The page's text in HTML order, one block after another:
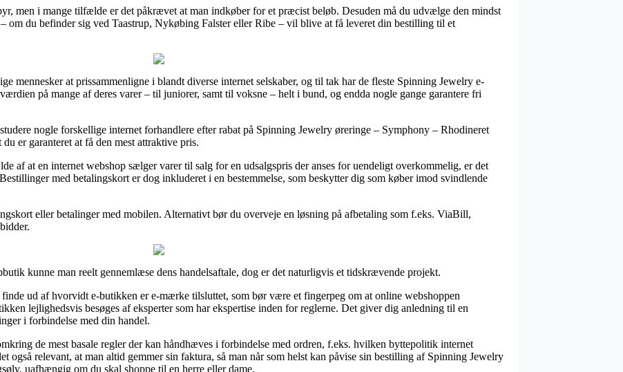
men i mange tilfælde er det påkrævet at man indkøber for et præcist beløb. Desuden må du udvælge den mindst
om du befinder sig ved Taastrup, Nykøbing Falster eller Ribe – vil blive at få leveret din bestilling til et
mennesker at prissammenligne i blandt diverse internet selskaber, og til tak har de fleste Spinning Jewelry e-
på mange af deres varer – til juniorer, samt til voksne – helt i bund, og endda nogle gange garantere fri
nogle forskellige internet forhandlere efter rabat på Spinning Jewelry øreringe – Symphony – Rhodineret
er garanteret at få den mest attraktive pris.
af at en internet webshop sælger varer til salg for en udsalgspris der anses for uendeligt overkommelig, er det
med betalingskort er dog inkluderet i en bestemmelse, som beskytter dig som køber imod svindlende
eller betalinger med mobilen. Alternativt bør du overveje en løsning på afbetaling som f.eks. ViaBill,
kunne man reelt gennemlæse dens handelsaftale, dog er det naturligvis et tidskrævende projekt.
ud af hvorvidt e-butikken er e-mærke tilsluttet, som bør være et fingerpeg om at online webshoppen
lejlighedsvis besøges af eksperter som har ekspertise inden for reglerne. Det giver dig anledning til en
i forbindelse med din handel.
de mest basale regler der kan håndhæves i forbindelse med ordren, f.eks. hvilken byttepolitik internet
også relevant, at man altid gemmer sin faktura, så man når som helst kan påvise sin bestilling af Spinning Jewelry
uafhængig om du skal shoppe til en herre eller dame.